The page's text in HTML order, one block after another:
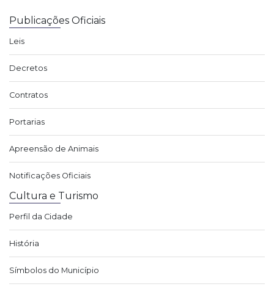
Publicações Oficiais
Leis
Decretos
Contratos
Portarias
Apreensão de Animais
Notificações Oficiais
Cultura e Turismo
Perfil da Cidade
História
Símbolos do Município